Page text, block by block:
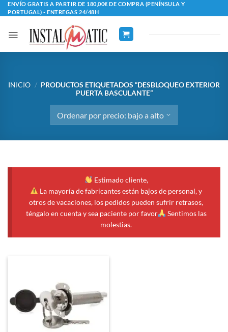
Saltar
al
contenido
ENVÍO GRATIS A PARTIR DE 180,00€ DE COMPRA (PENÍNSULA Y
PORTUGAL) - ENTREGAS 24/48H
INICIO / PRODUCTOS ETIQUETADOS “DESBLOQUEO EXTERIOR
PUERTA BASCULANTE”
Estimado cliente,
La mayoría de fabricantes están bajos de personal, y
otros de vacaciones, los pedidos pueden sufrir retrasos,
téngalo en cuenta y sea paciente por favor
Sentimos las
molestias.